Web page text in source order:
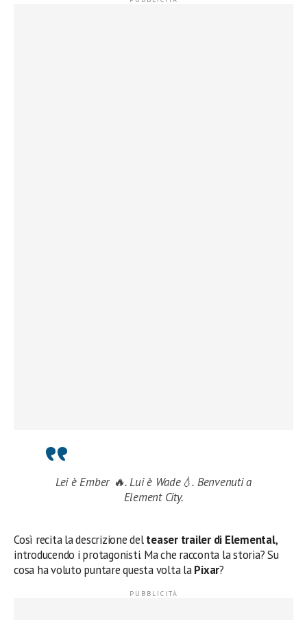
Lei è Ember 🔥. Lui è Wade💧. Benvenuti a
Element City.
Così recita la descrizione delteaser trailer di Elemental,
introducendo i protagonisti. Ma che racconta la storia? Su
cosa ha voluto puntare questa volta laPixar?